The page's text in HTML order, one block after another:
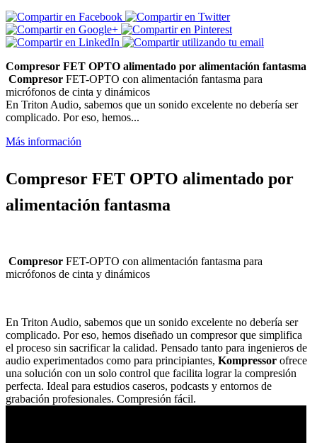
Compresor FET OPTO alimentado por alimentación fantasma
Compresor FET-OPTO con alimentación fantasma para
micrófonos de cinta y dinámicos
En Triton Audio, sabemos que un sonido excelente no debería ser
complicado. Por eso, hemos...
Más información
Compresor FET OPTO alimentado por
alimentación fantasma
Compresor FET-OPTO con alimentación fantasma para
micrófonos de cinta y dinámicos
En Triton Audio, sabemos que un sonido excelente no debería ser
complicado. Por eso, hemos diseñado un compresor que simplifica
el proceso sin sacrificar la calidad. Pensado tanto para ingenieros de
audio experimentados como para principiantes, Kompressor ofrece
una solución con un solo control que facilita lograr la compresión
perfecta. Ideal para estudios caseros, podcasts y entornos de
grabación profesionales. Compresión fácil.